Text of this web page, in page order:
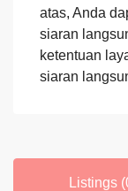
atas, Anda
siaran
ketentuan
siaran
Listings